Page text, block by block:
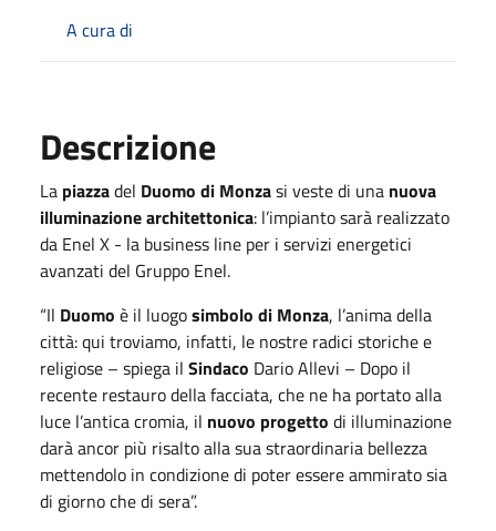
A cura di
Descrizione
La piazzadel Duomo di Monzasi veste di una nuova
illuminazione architettonica: l’impianto sarà realizzato
da Enel X - la business line per i servizi energetici
avanzati del Gruppo Enel.
“Il Duomo è il luogosimbolo di Monza, l’anima della
città: qui troviamo, infatti, le nostre radici storiche e
religiose – spiega il Sindaco Dario Allevi – Dopo il
recente restauro della facciata, che ne ha portato alla
luce l’antica cromia, il nuovo progetto di illuminazione
darà ancor più risalto alla sua straordinaria bellezza
mettendolo in condizione di poter essere ammirato sia
di giorno che di sera”.